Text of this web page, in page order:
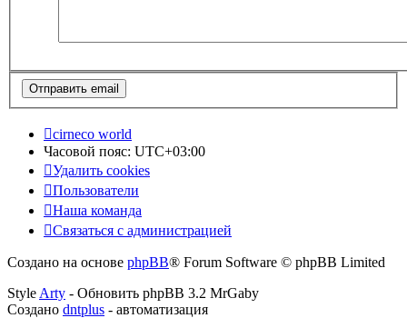
cirneco world
Часовой пояс: UTC+03:00
Удалить cookies
Пользователи
Наша команда
Связаться с администрацией
Создано на основе phpBB® Forum Software © phpBB Limited
Style Arty - Обновить phpBB 3.2 MrGaby
Создано dntplus - автоматизация